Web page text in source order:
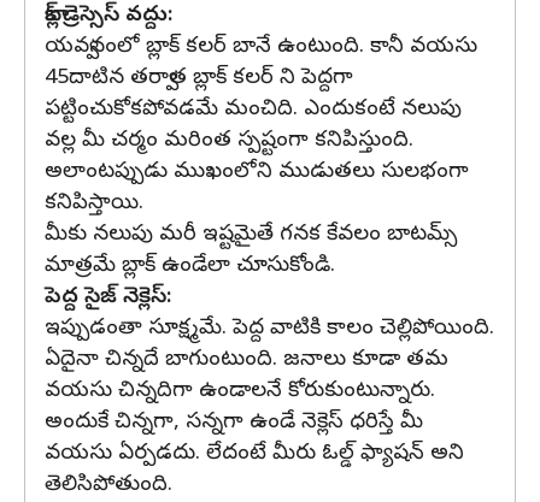
బ్లాక్ డ్రెస్సెస్ వద్దు:
యవ్వనంలో బ్లాక్ కలర్ బానే ఉంటుంది. కానీ వయసు
45దాటిన తర్వాత బ్లాక్ కలర్ ని పెద్దగా
పట్టించుకోకపోవడమే మంచిది. ఎందుకంటే నలుపు
వల్ల మీ చర్మం మరింత స్పష్టంగా కనిపిస్తుంది.
అలాంటప్పుడు ముఖంలోని ముడుతలు సులభంగా
కనిపిస్తాయి.
మీకు నలుపు మరీ ఇష్టమైతే గనక కేవలం బాటమ్స్
మాత్రమే బ్లాక్ ఉండేలా చూసుకోండి.
పెద్ద సైజ్ నెక్లెస్:
ఇప్పుడంతా సూక్ష్మమే. పెద్ద వాటికి కాలం చెల్లిపోయింది.
ఏదైనా చిన్నదే బాగుంటుంది. జనాలు కూడా తమ
వయసు చిన్నదిగా ఉండాలనే కోరుకుంటున్నారు.
అందుకే చిన్నగా, సన్నగా ఉండే నెక్లెస్ ధరిస్తే మీ
వయసు ఏర్పడదు. లేదంటే మీరు ఓల్డ్ ఫ్యాషన్ అని
తెలిసిపోతుంది.